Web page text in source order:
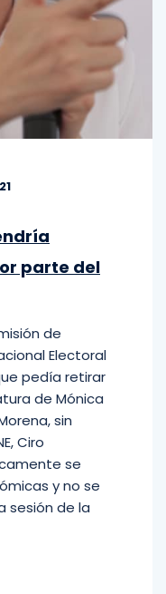
parte del
de
Electoral
pedía retirar
de Mónica
sin
Ciro
se
y no se
sesión de la